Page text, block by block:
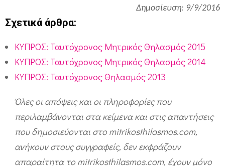
Δημοσίευση: 9/9/2016
Σχετικά άρθρα:
ΚΥΠΡΟΣ: Ταυτόχρονος Μητρικός Θηλασμός 2015
ΚΥΠΡΟΣ: Ταυτόχρονος Μητρικός Θηλασμός 2014
ΚΥΠΡΟΣ: Ταυτόχρονος Θηλασμός 2013
Όλες οι απόψεις και οι πληροφορίες που
περιλαμβάνονται στα κείμενα και στις απαντήσεις
που δημοσιεύονται στο mitrikosthilasmos.com,
ανήκουν στους συγγραφείς, δεν εκφράζουν
απαραίτητα το mitrikosthilasmos.com, έχουν μόνο